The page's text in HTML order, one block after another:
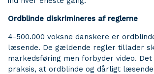
Ordblinde diskrimineres af reglerne
4-500.000 voksne danskere er
læsende. De gældende regler tillader
markedsføring men forbyder video.
praksis, at ordblinde og dårligt